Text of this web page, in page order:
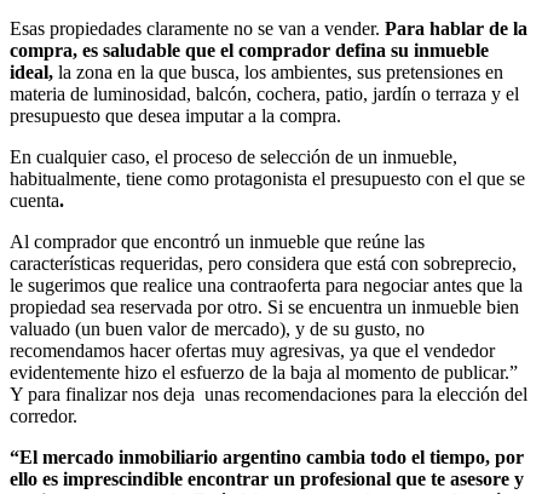
Esas propiedades claramente no se van a vender. Para hablar de la
compra, es saludable que el comprador defina su inmueble
ideal, la zona en la que busca, los ambientes, sus pretensiones en
materia de luminosidad, balcón, cochera, patio, jardín o terraza y el
presupuesto que desea imputar a la compra.
En cualquier caso, el proceso de selección de un inmueble,
habitualmente, tiene como protagonista el presupuesto con el que se
cuenta.
Al comprador que encontró un inmueble que reúne las
características requeridas, pero considera que está con sobreprecio,
le sugerimos que realice una contraoferta para negociar antes que la
propiedad sea reservada por otro. Si se encuentra un inmueble bien
valuado (un buen valor de mercado), y de su gusto, no
recomendamos hacer ofertas muy agresivas, ya que el vendedor
evidentemente hizo el esfuerzo de la baja al momento de publicar.”
Y para finalizar nos deja unas recomendaciones para la elección del
corredor.
“El mercado inmobiliario argentino cambia todo el tiempo, por
ello es imprescindible encontrar un profesional que te asesore y